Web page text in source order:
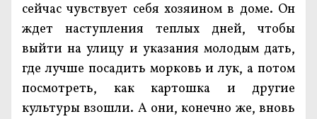
сейчас чувствует себя хозяином в доме. Он
ждет наступления теплых дней, чтобы
выйти на улицу и указания молодым дать,
где лучше посадить морковь и лук, а потом
посмотреть, как картошка и другие
культуры взошли. А они, конечно же, вновь